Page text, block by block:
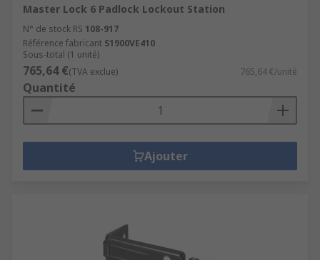
Master Lock 6 Padlock Lockout Station
N° de stock RS 108-917
Référence fabricant S1900VE410
Sous-total (1 unité)
765,64 €(TVA exclue) 765,64 €/unité
Quantité
Ajouter